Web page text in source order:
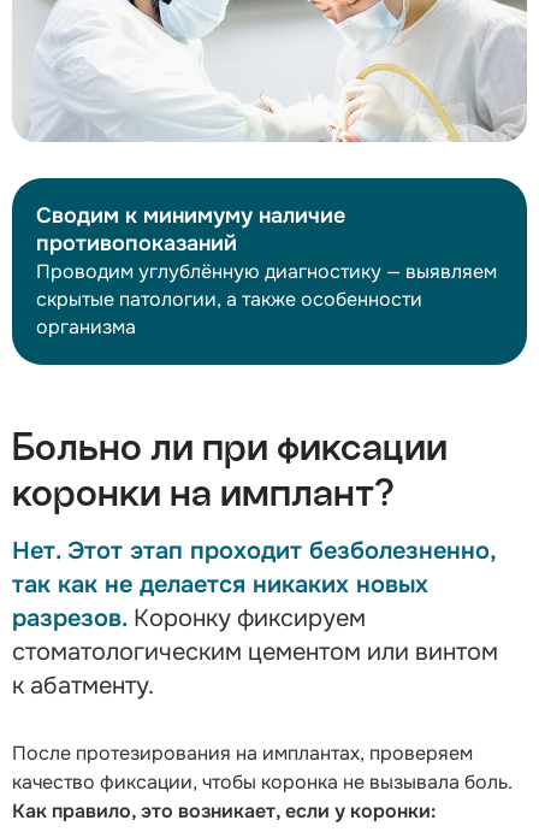
Сводим к минимуму наличие
противопоказаний
Проводим углублённую диагностику — выявляем
скрытые патологии, а также особенности
организма
Больно ли при фиксации
коронки на имплант?
Нет. Этот этап проходит безболезненно,
так как не делается никаких новых
разрезов. Коронку фиксируем
стоматологическим цементом или винтом
к абатменту.
После протезирования на имплантах, проверяем
качество фиксации, чтобы коронка не вызывала боль.
Как правило, это возникает, если у коронки: